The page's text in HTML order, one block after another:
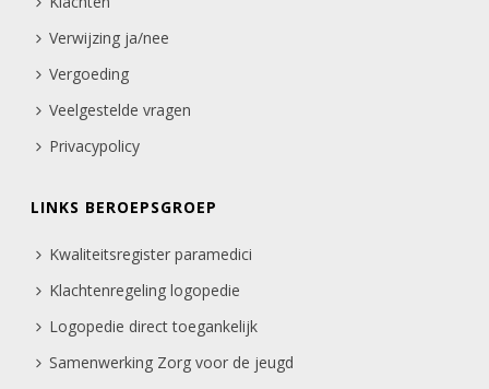
Verwijzing ja/nee
Vergoeding
Veelgestelde vragen
Privacypolicy
LINKS BEROEPSGROEP
Kwaliteitsregister paramedici
Klachtenregeling logopedie
Logopedie direct toegankelijk
Samenwerking Zorg voor de jeugd